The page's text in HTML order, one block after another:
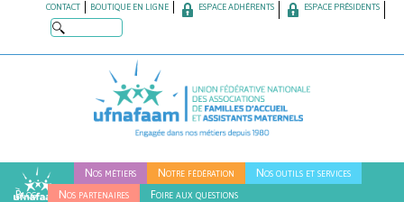
content
CONTACT BOUTIQUE EN LIGNE ESPACE ADHÉRENTS ESPACE PRÉSIDENTS
Nos métiers Notre fédération
Nos outils et services
Blog
Nos partenaires Foire aux questions